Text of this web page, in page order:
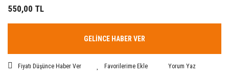
550,00 TL
GELİNCE HABER VER
Fiyatı Düşünce Haber Ver Yorum Yaz